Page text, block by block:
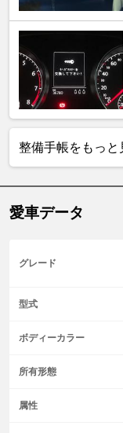
整備手帳をもっと
愛車データ
グレード
型式
ボディーカラー
所有形態
属性